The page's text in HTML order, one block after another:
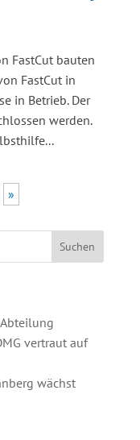
FastCut bauten
FastCut in
in Betrieb. Der
werden.
»
vertraut auf
wächst